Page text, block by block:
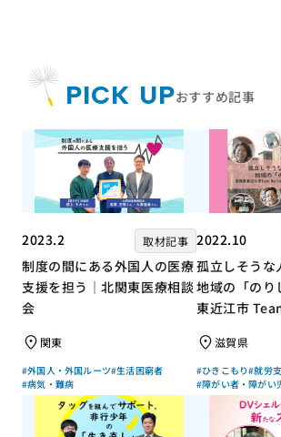
PICK UPおすすめ記事
2023.2 取材記事
制度の間にある外国人の医療
支援を担う｜北関東医療相談
会
関東
#外国人・外国ルーツ#生活困窮者
#病気・難病
2022.10
孤立しそうな
地域の「のり
東近江市
滋賀県
#ひきこもり#就労
#障がい者・障がい